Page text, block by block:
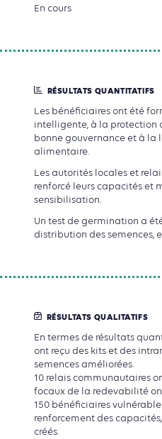
En cours
RÉSULTATS QUANTITATIFS
Les bénéficiaires ont été
intelligente, à la protection
bonne gouvernance et à la
alimentaire.
Les autorités locales et
renforcé leurs capacités et
sensibilisation.
Un test de germination a
distribution des semences,
RÉSULTATS QUALITATIFS
En termes de résultats
ont reçu des kits et des
semences améliorées.
10 relais communautaires
focaux de la redevabilité
150 bénéficiaires
renforcement des
créés.